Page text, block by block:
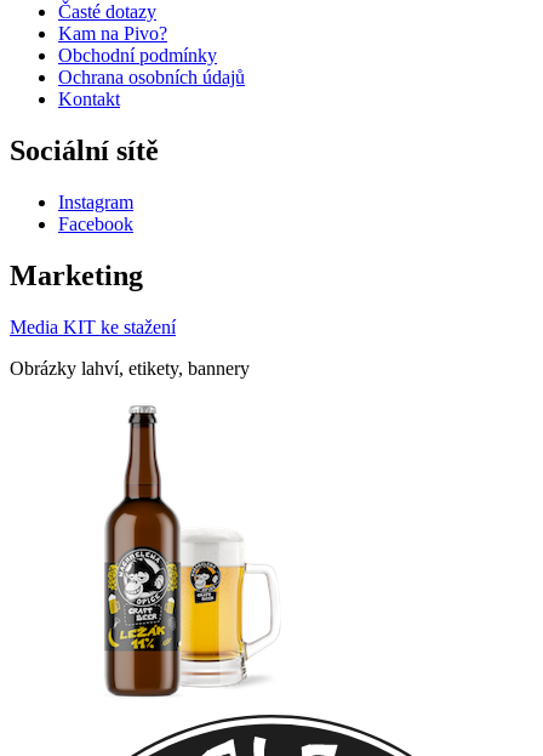
Časté dotazy
Kam na Pivo?
Obchodní podmínky
Ochrana osobních údajů
Kontakt
Sociální sítě
Instagram
Facebook
Marketing
Media KIT ke stažení
Obrázky lahví, etikety, bannery